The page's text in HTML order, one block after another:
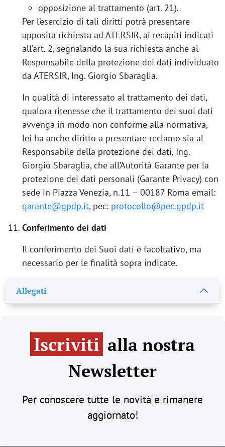
opposizione al trattamento (art. 21).
Per l’esercizio di tali diritti potrà presentare
apposita richiesta ad ATERSIR, ai recapiti indicati
all’art. 2, segnalando la sua richiesta anche al
Responsabile della protezione dei dati individuato
da ATERSIR, Ing. Giorgio Sbaraglia.
In qualità di interessato al trattamento dei dati,
qualora ritenesse che il trattamento dei suoi dati
avvenga in modo non conforme alla normativa,
lei ha anche diritto a presentare reclamo sia al
Responsabile della protezione dei dati, Ing.
Giorgio Sbaraglia, che all’Autorità Garante per la
protezione dei dati personali (Garante Privacy) con
sede in Piazza Venezia, n.11 – 00187 Roma email:
garante@gpdp.it, pec: protocollo@pec.gpdp.it
Conferimento dei dati
Il conferimento dei Suoi dati è facoltativo, ma
necessario per le finalità sopra indicate.
Allegati
Iscriviti alla nostra
Newsletter
Per conoscere tutte le novità e rimanere
aggiornato!